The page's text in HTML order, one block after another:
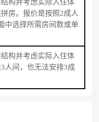
构并考虑实际入住体
房。报价是按照2成人
中选择所需房间数或单
构并考虑实际入住体
人间，也无法安排3成